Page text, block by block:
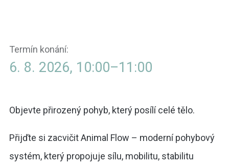
Termín konání:
6. 8. 2026, 10:00–11:00
Objevte přirozený pohyb, který posílí celé tělo.
Přijďte si zacvičit Animal Flow – moderní pohybový
systém, který propojuje sílu, mobilitu, stabilitu